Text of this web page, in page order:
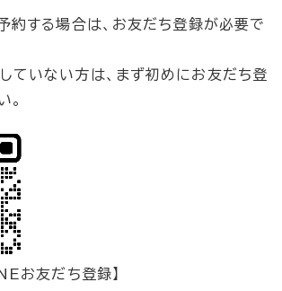
する場合は、お友だち登録が必要で
ていない方は、まず初めにお友だち登
。
お友だち登録】